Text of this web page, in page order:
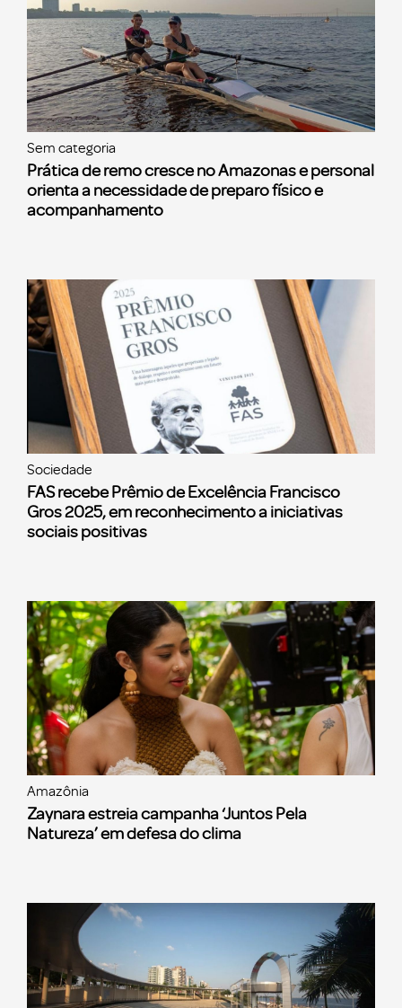
Sem categoria
Prática de remo cresce no Amazonas e personal
orienta a necessidade de preparo físico e
acompanhamento
Sociedade
FAS recebe Prêmio de Excelência Francisco
Gros 2025, em reconhecimento a iniciativas
sociais positivas
Amazônia
Zaynara estreia campanha ‘Juntos Pela
Natureza’ em defesa do clima